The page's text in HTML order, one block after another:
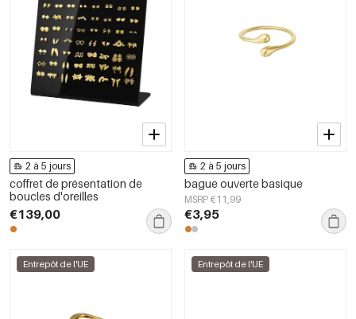
2 à 5 jours
coffret de présentation de
boucles d'oreilles
€139,00
2 à 5 jours
bague ouverte basique
MSRP €11,99
€3,95
Entrepôt de l'UE Entrepôt de l'UE